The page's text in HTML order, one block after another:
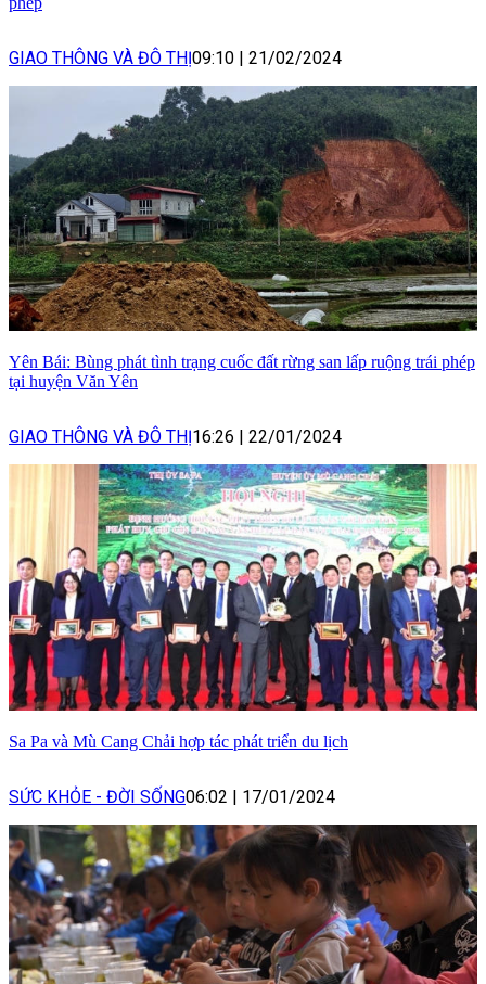
GIAO THÔNG VÀ ĐÔ THỊ09:10 | 21/02/2024
Yên Bái: Bùng phát tình trạng cuốc đất rừng san lấp ruộng trái phép
tại huyện Văn Yên
GIAO THÔNG VÀ ĐÔ THỊ16:26 22/01/2024
Sa Pa và Mù Cang Chải hợp tác phát triển du lịch
SỨC KHỎE - ĐỜI SỐNG06:02 17/01/2024